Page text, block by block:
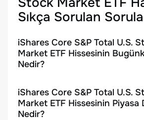
Sıkça Sorulan
iShares Core S&P Total U.S.
Market ETF Hissesinin
Nedir?
iShares Core S&P Total U.S.
Market ETF Hissesinin Piyasa
Nedir?